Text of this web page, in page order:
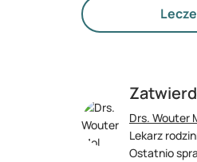
Drs. Wouter
Lekarz
Ostatnio